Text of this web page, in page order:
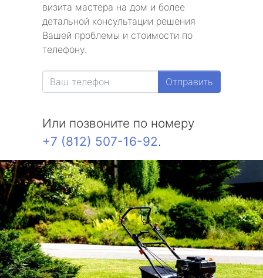
визита мастера на дом и более
детальной консультации решения
Вашей проблемы и стоимости по
телефону.
Отправить
Или позвоните по номеру
+7 (812) 507-16-92.